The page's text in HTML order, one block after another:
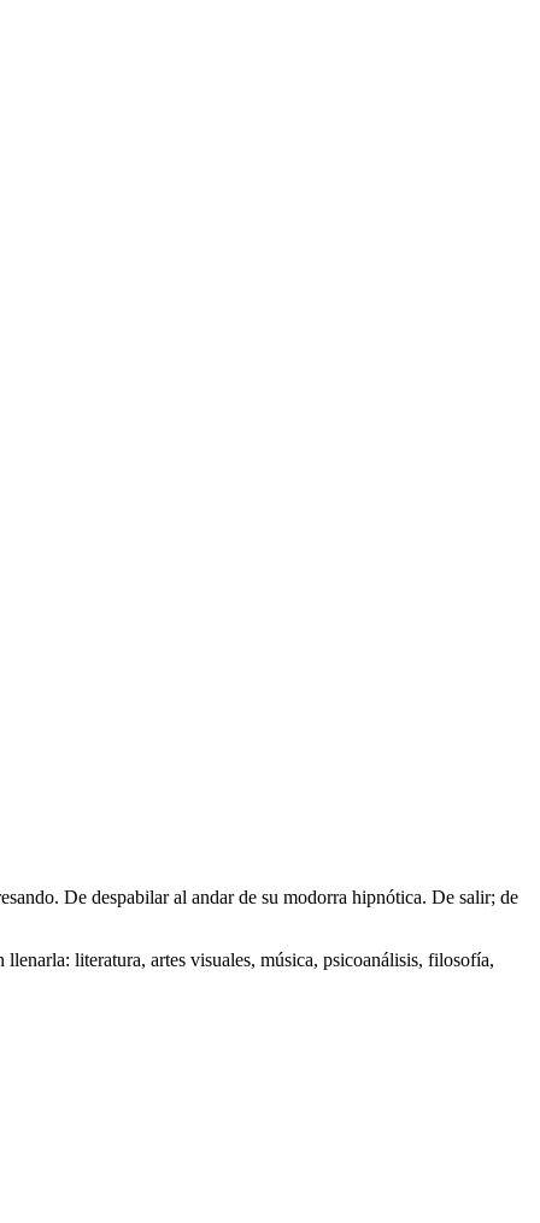
De despabilar al andar de su modorra hipnótica. De salir; de
literatura, artes visuales, música, psicoanálisis, filosofía,